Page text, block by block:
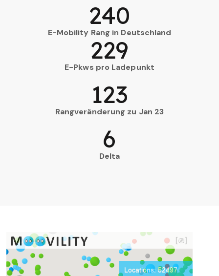
E-Mobility Rang in Deutschland
240
E-Pkws pro Ladepunkt
229
Rangveränderung zu Jan 23
123
Delta
6